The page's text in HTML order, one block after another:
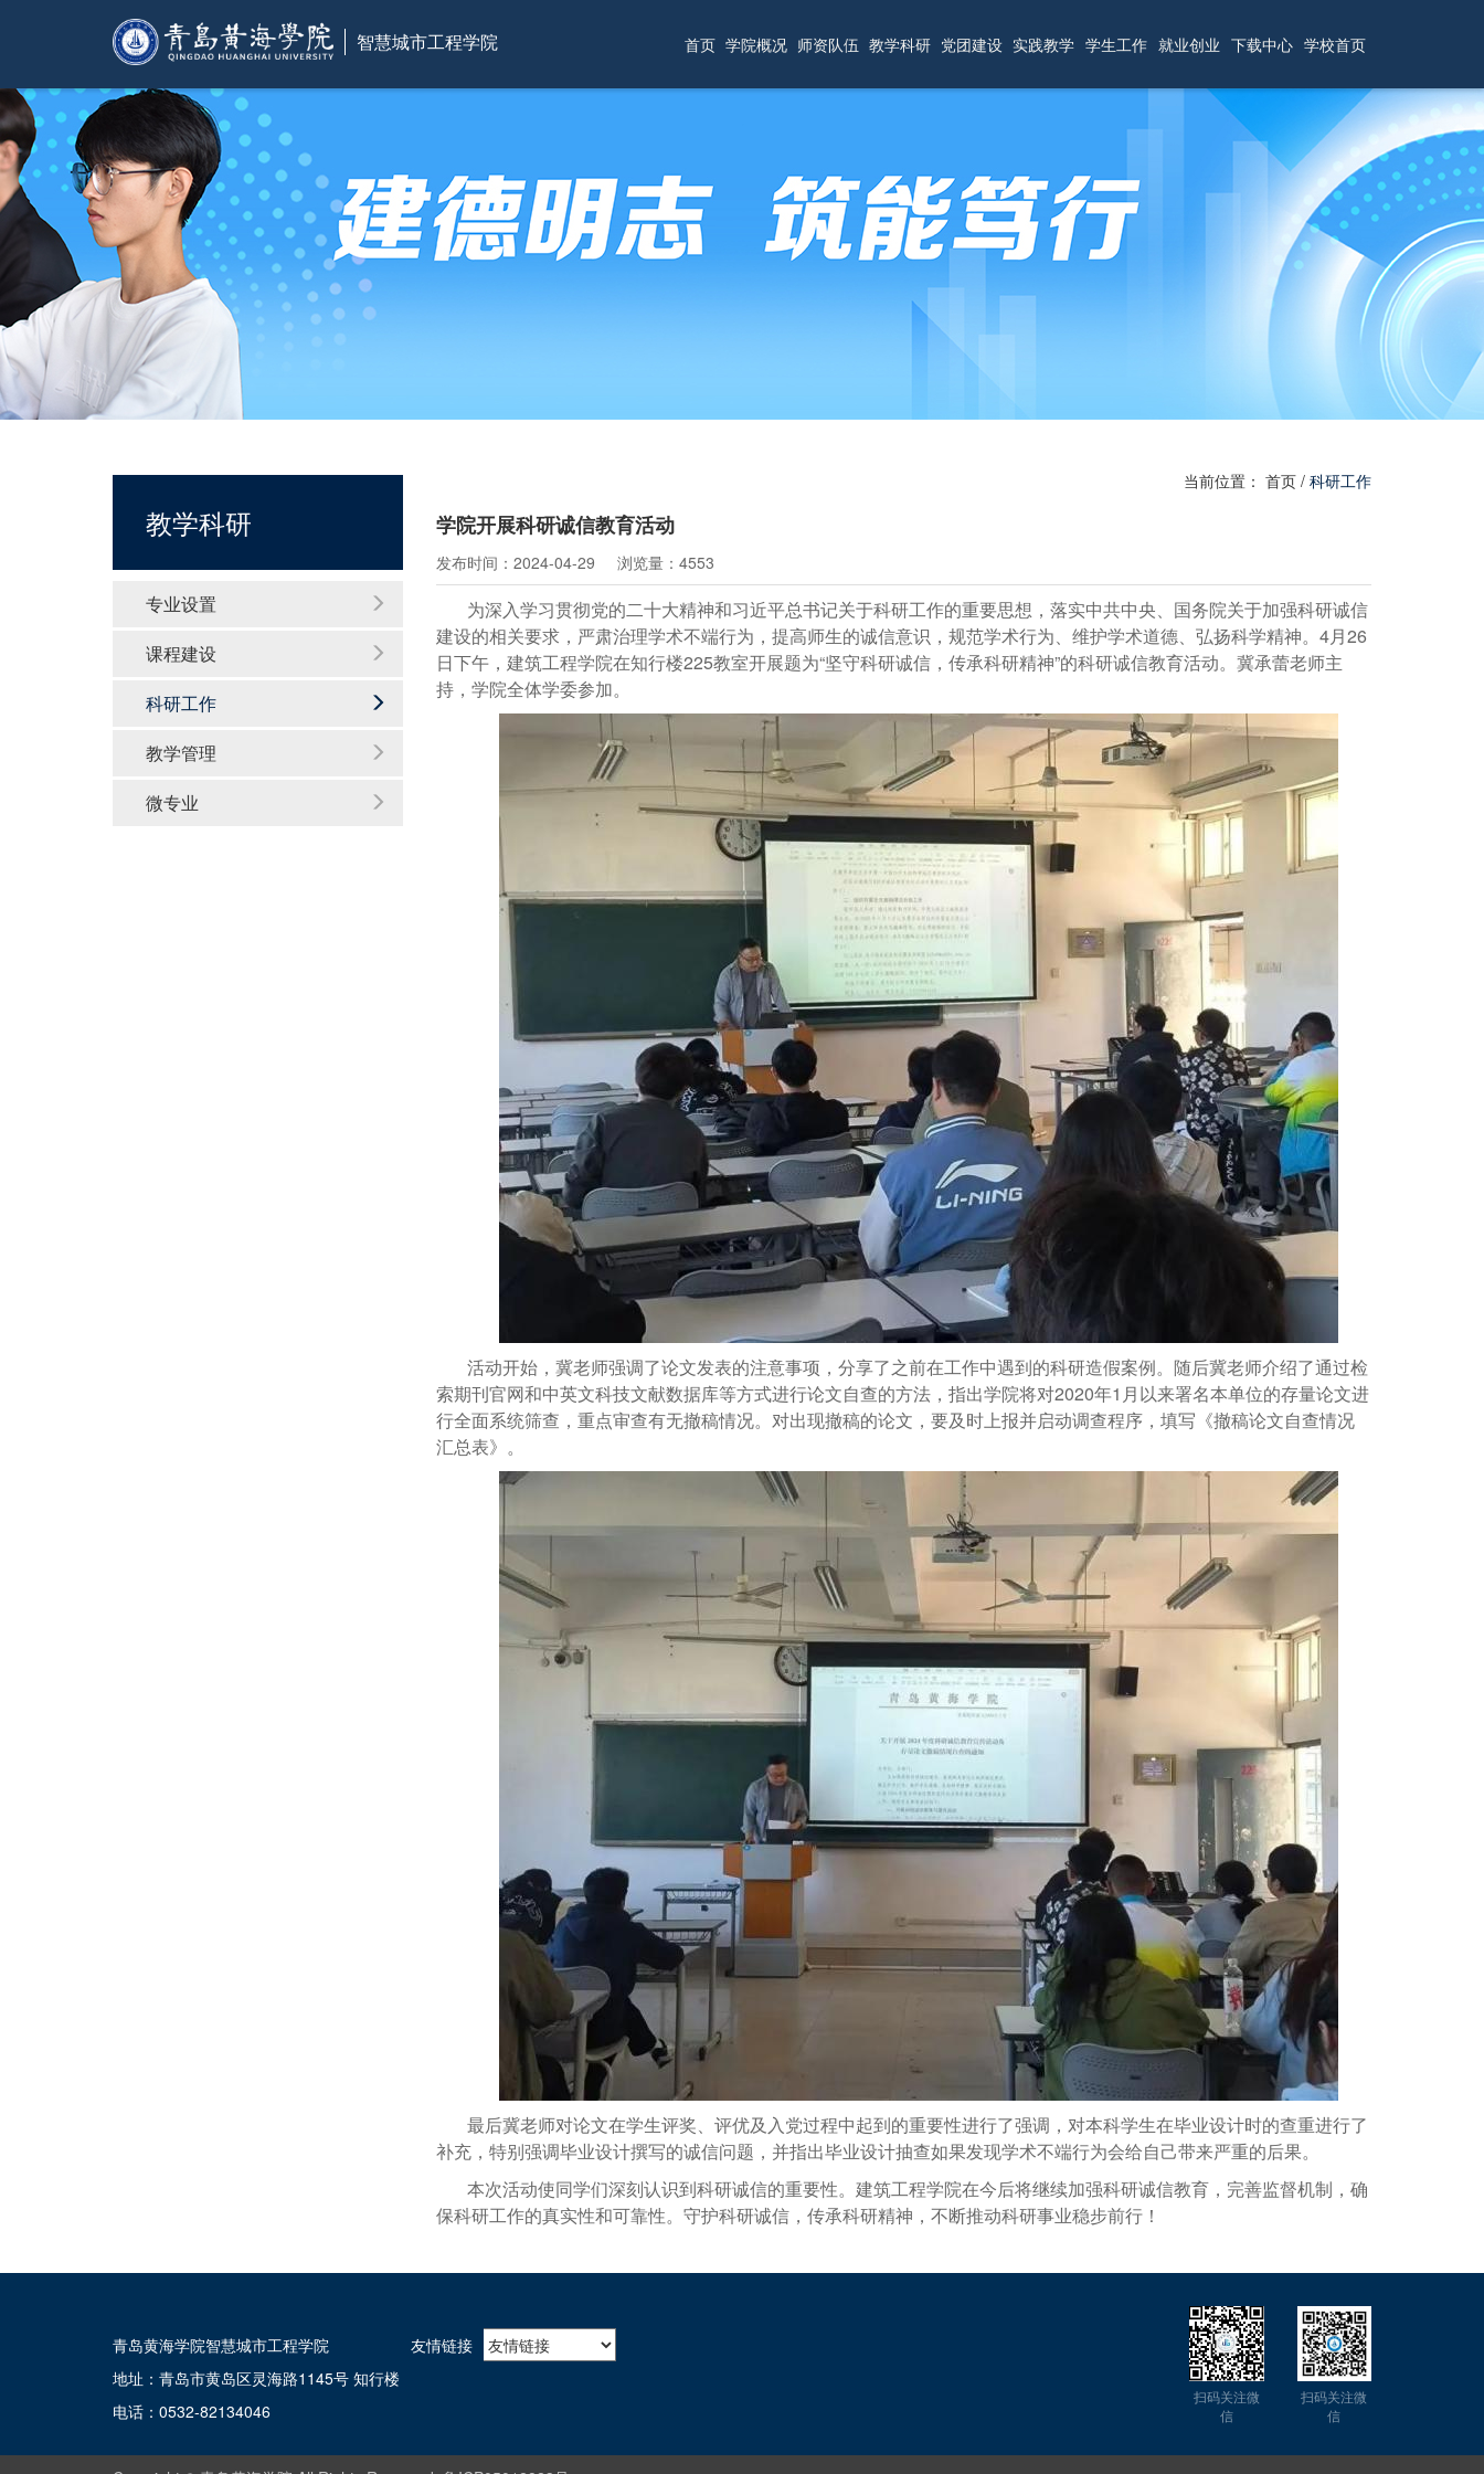
智慧城市工程学院 首页 学院概况 师资队伍 教学科研 党团建设 实践教学 学生工作 就业创业 下载中心 学校首页
教学科研
专业设置
课程建设
科研工作
教学管理
微专业
当前位置： 首页 / 科研工作
学院开展科研诚信教育活动
发布时间：2024-04-29 浏览量：4553
为深入学习贯彻党的二十大精神和习近平总书记关于科研工作的重要思想，落实中共中央、国务院关于加强科研诚信
建设的相关要求，严肃治理学术不端行为，提高师生的诚信意识，规范学术行为、维护学术道德、弘扬科学精神。4月26
日下午，建筑工程学院在知行楼225教室开展题为“坚守科研诚信，传承科研精神”的科研诚信教育活动。冀承蕾老师主
持，学院全体学委参加。
活动开始，冀老师强调了论文发表的注意事项，分享了之前在工作中遇到的科研造假案例。随后冀老师介绍了通过检
索期刊官网和中英文科技文献数据库等方式进行论文自查的方法，指出学院将对2020年1月以来署名本单位的存量论文进
行全面系统筛查，重点审查有无撤稿情况。对出现撤稿的论文，要及时上报并启动调查程序，填写《撤稿论文自查情况
汇总表》。
最后冀老师对论文在学生评奖、评优及入党过程中起到的重要性进行了强调，对本科学生在毕业设计时的查重进行了
补充，特别强调毕业设计撰写的诚信问题，并指出毕业设计抽查如果发现学术不端行为会给自己带来严重的后果。
本次活动使同学们深刻认识到科研诚信的重要性。建筑工程学院在今后将继续加强科研诚信教育，完善监督机制，确
保科研工作的真实性和可靠性。守护科研诚信，传承科研精神，不断推动科研事业稳步前行！
青岛黄海学院智慧城市工程学院
地址：青岛市黄岛区灵海路1145号 知行楼
电话：0532-82134046
友情链接
扫码关注微
信
扫码关注微
信